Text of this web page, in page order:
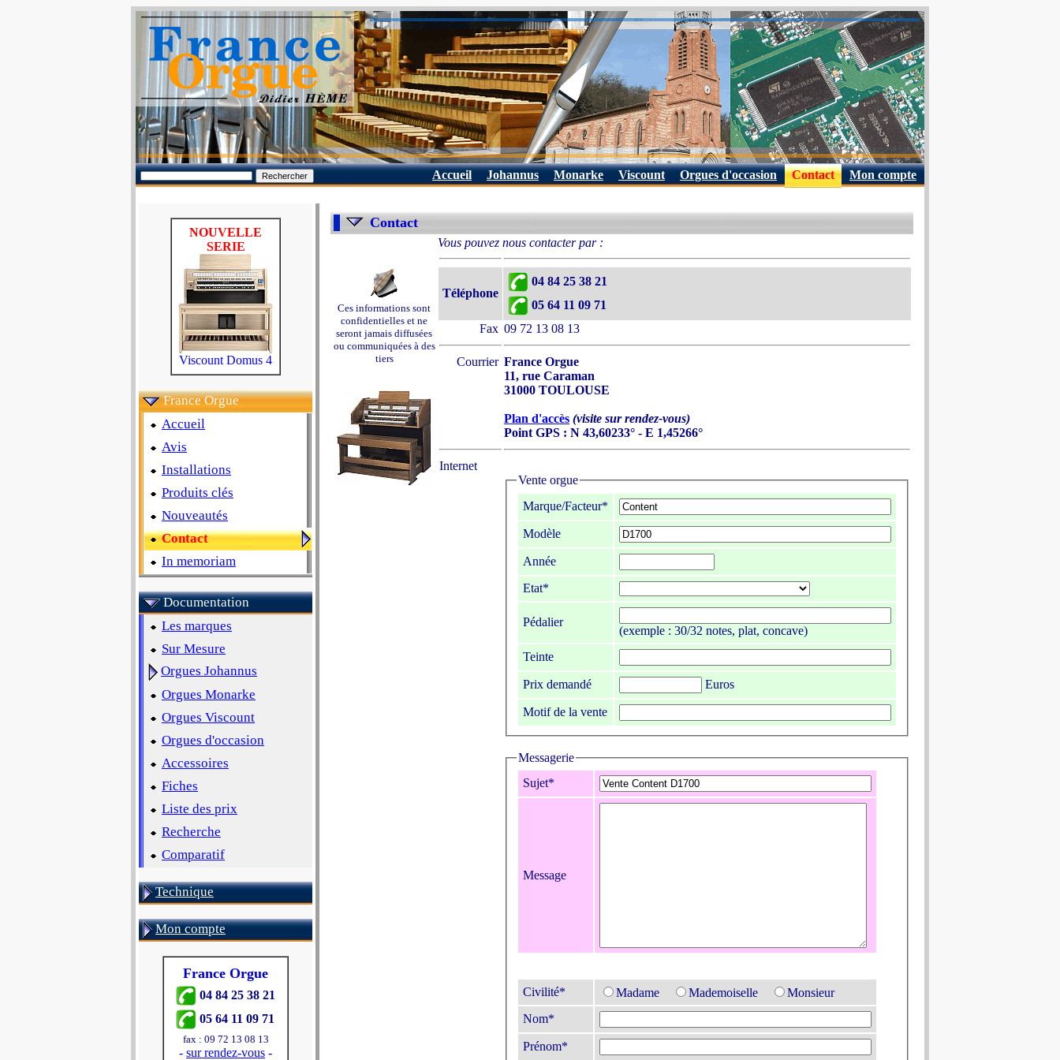
Accueil Johannus Monarke Viscount Orgues d'occasion Contact Mon compte
NOUVELLE
SERIE
Viscount Domus 4
France Orgue
Accueil
Avis
Installations
Produits clés
Nouveautés
Contact
In memoriam
Documentation
Les marques
Sur Mesure
Orgues Johannus
Orgues Monarke
Orgues Viscount
Orgues d'occasion
Accessoires
Fiches
Liste des prix
Recherche
Comparatif
Technique
Mon compte
France Orgue
04 84 25 38 21
05 64 11 09 71
fax : 09 72 13 08 13
- sur rendez-vous -
Contact
Ces informations sont
confidentielles et ne
seront jamais diffusées
ou communiquées à des
tiers
Vous pouvez nous contacter par :
Téléphone
04 84 25 38 21
05 64 11 09 71
Fax 09 72 13 08 13
Courrier France Orgue
11, rue Caraman
31000 TOULOUSE
Plan d'accès (visite sur rendez-vous)
Point GPS : N 43,60233° - E 1,45266°
Internet
Vente orgue
Marque/Facteur*
Modèle
Année
Etat*
Pédalier
(exemple : 30/32 notes, plat, concave)
Teinte
Prix demandé Euros
Motif de la vente
Messagerie
Sujet*
Message
Civilité* Madame Mademoiselle
Monsieur
Nom*
Prénom*